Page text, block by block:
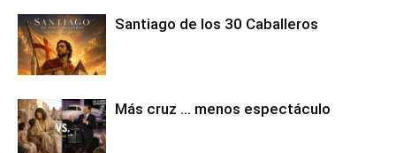
Santiago de los 30 Caballeros
Más cruz … menos espectáculo